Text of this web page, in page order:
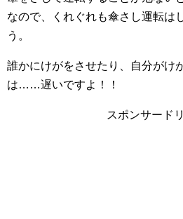
なので、くれぐれも傘さし運転は
う。
誰かにけがをさせたり、自分がけ
は……遅いですよ！！
スポンサード